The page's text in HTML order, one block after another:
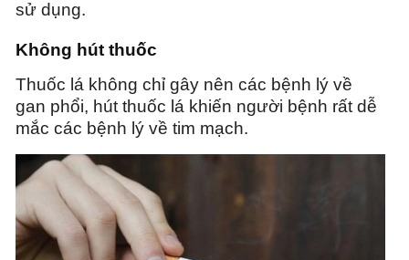
sử dụng.
Không hút thuốc
Thuốc lá không chỉ gây nên các bệnh lý về
gan phổi, hút thuốc lá khiến người bệnh rất dễ
mắc các bệnh lý về tim mạch.